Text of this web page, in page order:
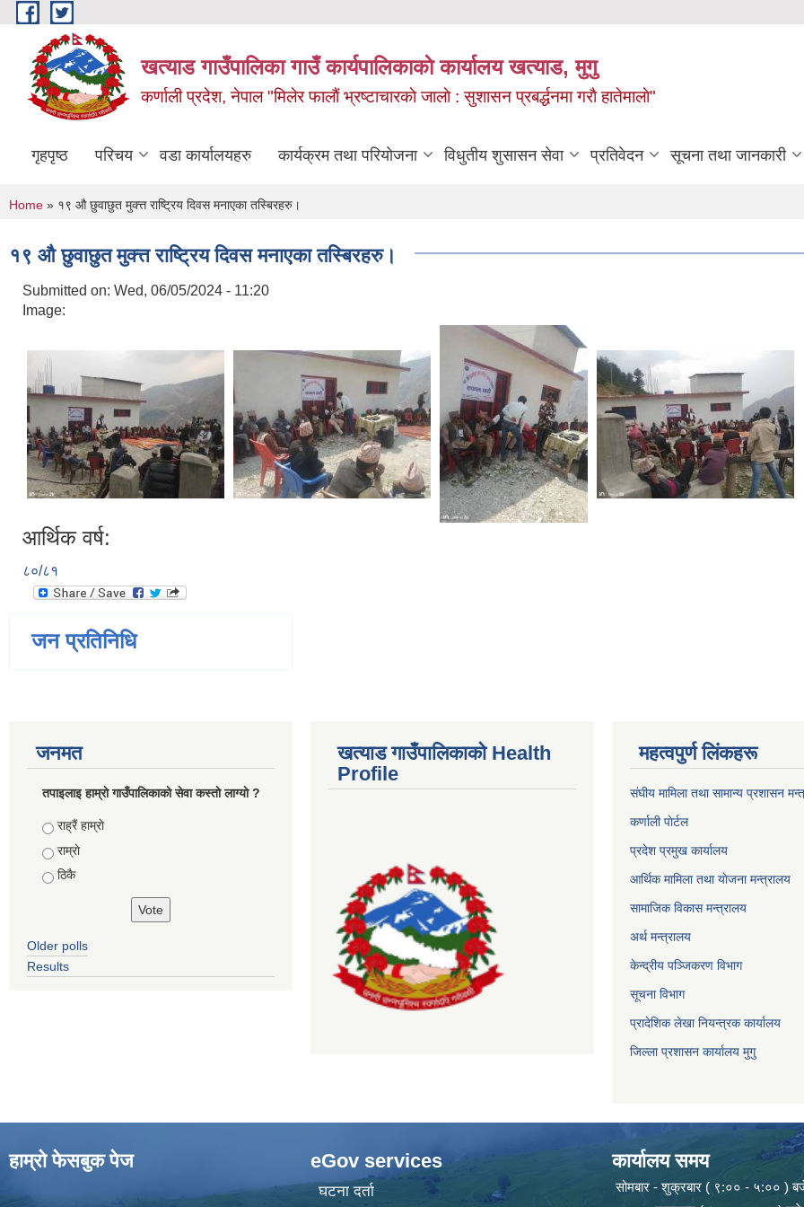
Skip to main content
खत्याड गाउँपालिका गाउँ कार्यपालिकाकाे कार्यालय खत्याड, मुगु
कर्णाली प्रदेश, नेपाल "मिलेर फालाैं भ्रष्टाचारकाे जालाे : सुशासन प्रबर्द्धनमा गराै‌ हातेमालाे"
गृहपृष्ठ परिचय वडा कार्यालयहरु कार्यक्रम तथा परियोजना विधुतीय शुसासन सेवा प्रतिवेदन सूचना तथा जानकारी
You are here
Home » १९ औ छुवाछुत मुक्त्त राष्ट्रिय दिवस मनाएका तस्बिरहरु।
१९ औ छुवाछुत मुक्त्त राष्ट्रिय दिवस मनाएका तस्बिरहरु।
Submitted on: Wed, 06/05/2024 - 11:20
Image:
आर्थिक वर्ष:
८०/८१
जन प्रतिनिधि
जनमत
तपाइलाइ हाम्राे गाउँपालिकाकाे सेवा कस्ताे लाग्याे ?
Choices
राह्रैं हाम्राे
राम्राे
ठिकै
Older polls
Results
खत्याड गाउँपालिकाकाे Health
Profile
महत्वपुर्ण लिंकहरू
संघीय मामिला तथा सामान्य प्रशासन
कर्णाली पाेर्टल
प्रदेश प्रमुख कार्यालय
आर्थिक मामिला तथा याेजना मन्त्रालय
सामाजिक विकास मन्त्रालय
अर्थ मन्त्रालय
केन्द्रीय पञ्जिकरण विभाग
सूचना विभाग
प्रादेशिक लेखा नियन्त्रक कार्यालय
जिल्ला प्रशासन कार्यालय मुगु
हाम्राे फेसबुक पेज eGov services
घटना दर्ता
कार्यालय समय
सोमबार - शुक्रबार ( ९:०० - ५:०० )